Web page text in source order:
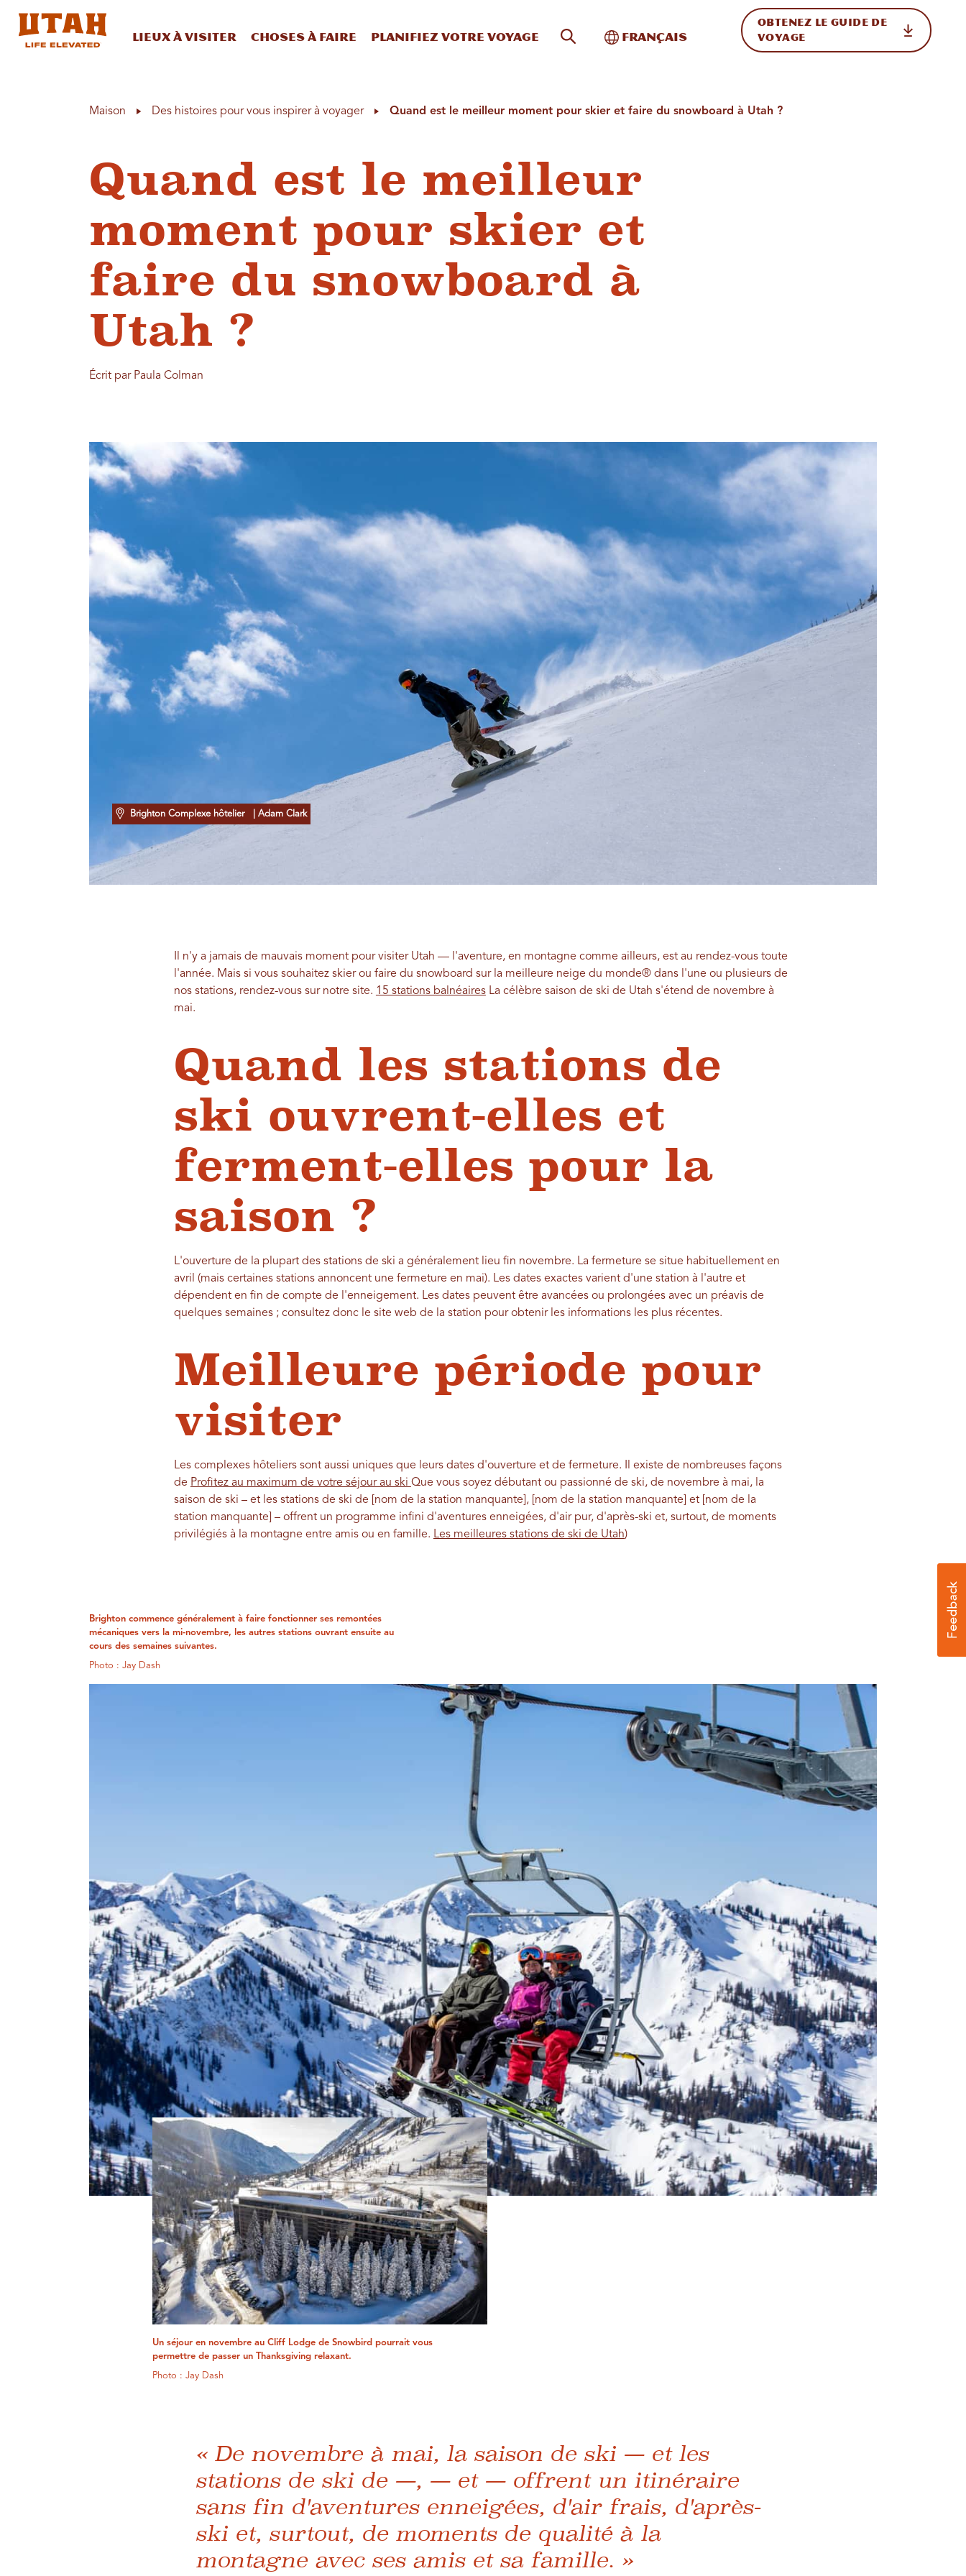
Lieux à visiter Choses à faire Planifiez votre voyage Recherche sur le site
Basculer vers l'international
Français
OBTENEZ LE GUIDE DE
VOYAGE
Maison Des histoires pour vous inspirer à voyager Quand est le meilleur moment pour skier et faire du snowboard à Utah ?
Quand est le meilleur
moment pour skier et
faire du snowboard à
Utah ?
Écrit par Paula Colman
Brighton Complexe hôtelier | Adam Clark
Il n'y a jamais de mauvais moment pour visiter Utah — l'aventure, en montagne comme ailleurs, est au rendez-vous toute
l'année. Mais si vous souhaitez skier ou faire du snowboard sur la meilleure neige du monde® dans l'une ou plusieurs de
nos stations, rendez-vous sur notre site. 15 stations balnéairesLa célèbre saison de ski de Utah s'étend de novembre à
mai.
Quand les stations de
ski ouvrent-elles et
ferment-elles pour la
saison ?
L'ouverture de la plupart des stations de ski a généralement lieu fin novembre. La fermeture se situe habituellement en
avril (mais certaines stations annoncent une fermeture en mai). Les dates exactes varient d'une station à l'autre et
dépendent en fin de compte de l'enneigement. Les dates peuvent être avancées ou prolongées avec un préavis de
quelques semaines ; consultez donc le site web de la station pour obtenir les informations les plus récentes.
Meilleure période pour
visiter
Les complexes hôteliers sont aussi uniques que leurs dates d'ouverture et de fermeture. Il existe de nombreuses façons
de Profitez au maximum de votre séjour au ski Que vous soyez débutant ou passionné de ski, de novembre à mai, la
saison de ski – et les stations de ski de [nom de la station manquante], [nom de la station manquante] et [nom de la
station manquante] – offrent un programme infini d'aventures enneigées, d'air pur, d'après-ski et, surtout, de moments
privilégiés à la montagne entre amis ou en famille. Les meilleures stations de ski de Utah)
Un séjour en novembre au Cliff Lodge de Snowbird pourrait vous
permettre de passer un Thanksgiving relaxant.
Photo : Jay Dash
Brighton commence généralement à faire fonctionner ses remontées
mécaniques vers la mi-novembre, les autres stations ouvrant ensuite au
cours des semaines suivantes.
Photo : Jay Dash
« De novembre à mai, la saison de ski — et les
stations de ski de —, — et — offrent un itinéraire
sans fin d'aventures enneigées, d'air frais, d'après-
ski et, surtout, de moments de qualité à la
montagne avec ses amis et sa famille. »